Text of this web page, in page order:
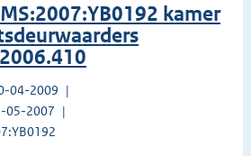
kamer
04-2009
05-2007